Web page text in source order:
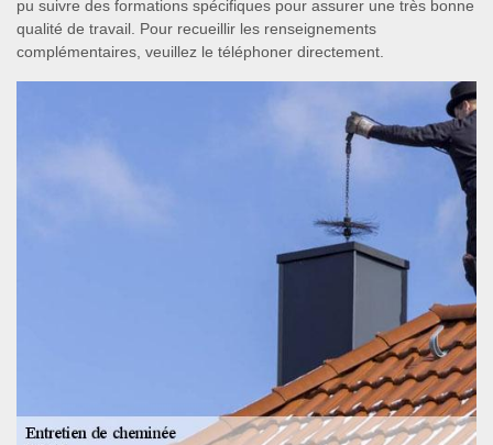
pu suivre des formations spécifiques pour assurer une très bonne
qualité de travail. Pour recueillir les renseignements
complémentaires, veuillez le téléphoner directement.